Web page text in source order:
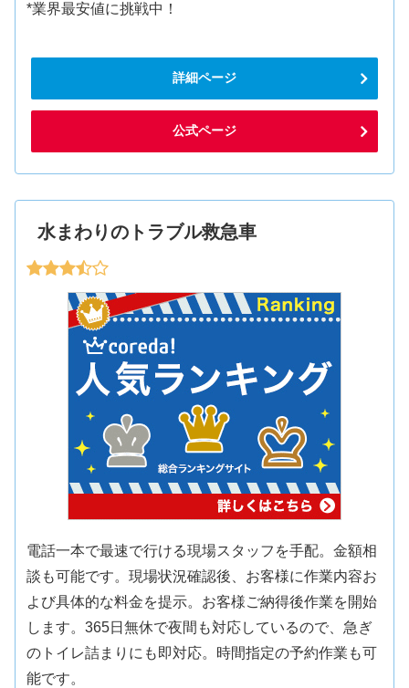
*業界最安値に挑戦中！
詳細ページ
公式ページ
水まわりのトラブル救急車
電話一本で最速で行ける現場スタッフを手配。金額相
談も可能です。現場状況確認後、お客様に作業内容お
よび具体的な料金を提示。お客様ご納得後作業を開始
します。365日無休で夜間も対応しているので、急ぎ
のトイレ詰まりにも即対応。時間指定の予約作業も可
能です。